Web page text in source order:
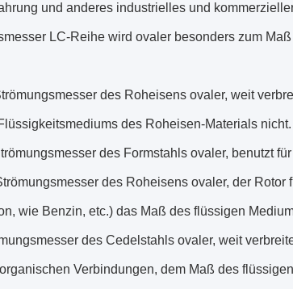
und anderes industrielles und
LC-Reihe wird ovaler besonders zum
des Roheisens ovaler, weit
des Roheisen-Materials nicht.
des Formstahls ovaler, benutzt
des Roheisens ovaler, der
wie Benzin, etc.) das Maß des flüssigen
des Cedelstahls ovaler, weit
Verbindungen, dem Maß des